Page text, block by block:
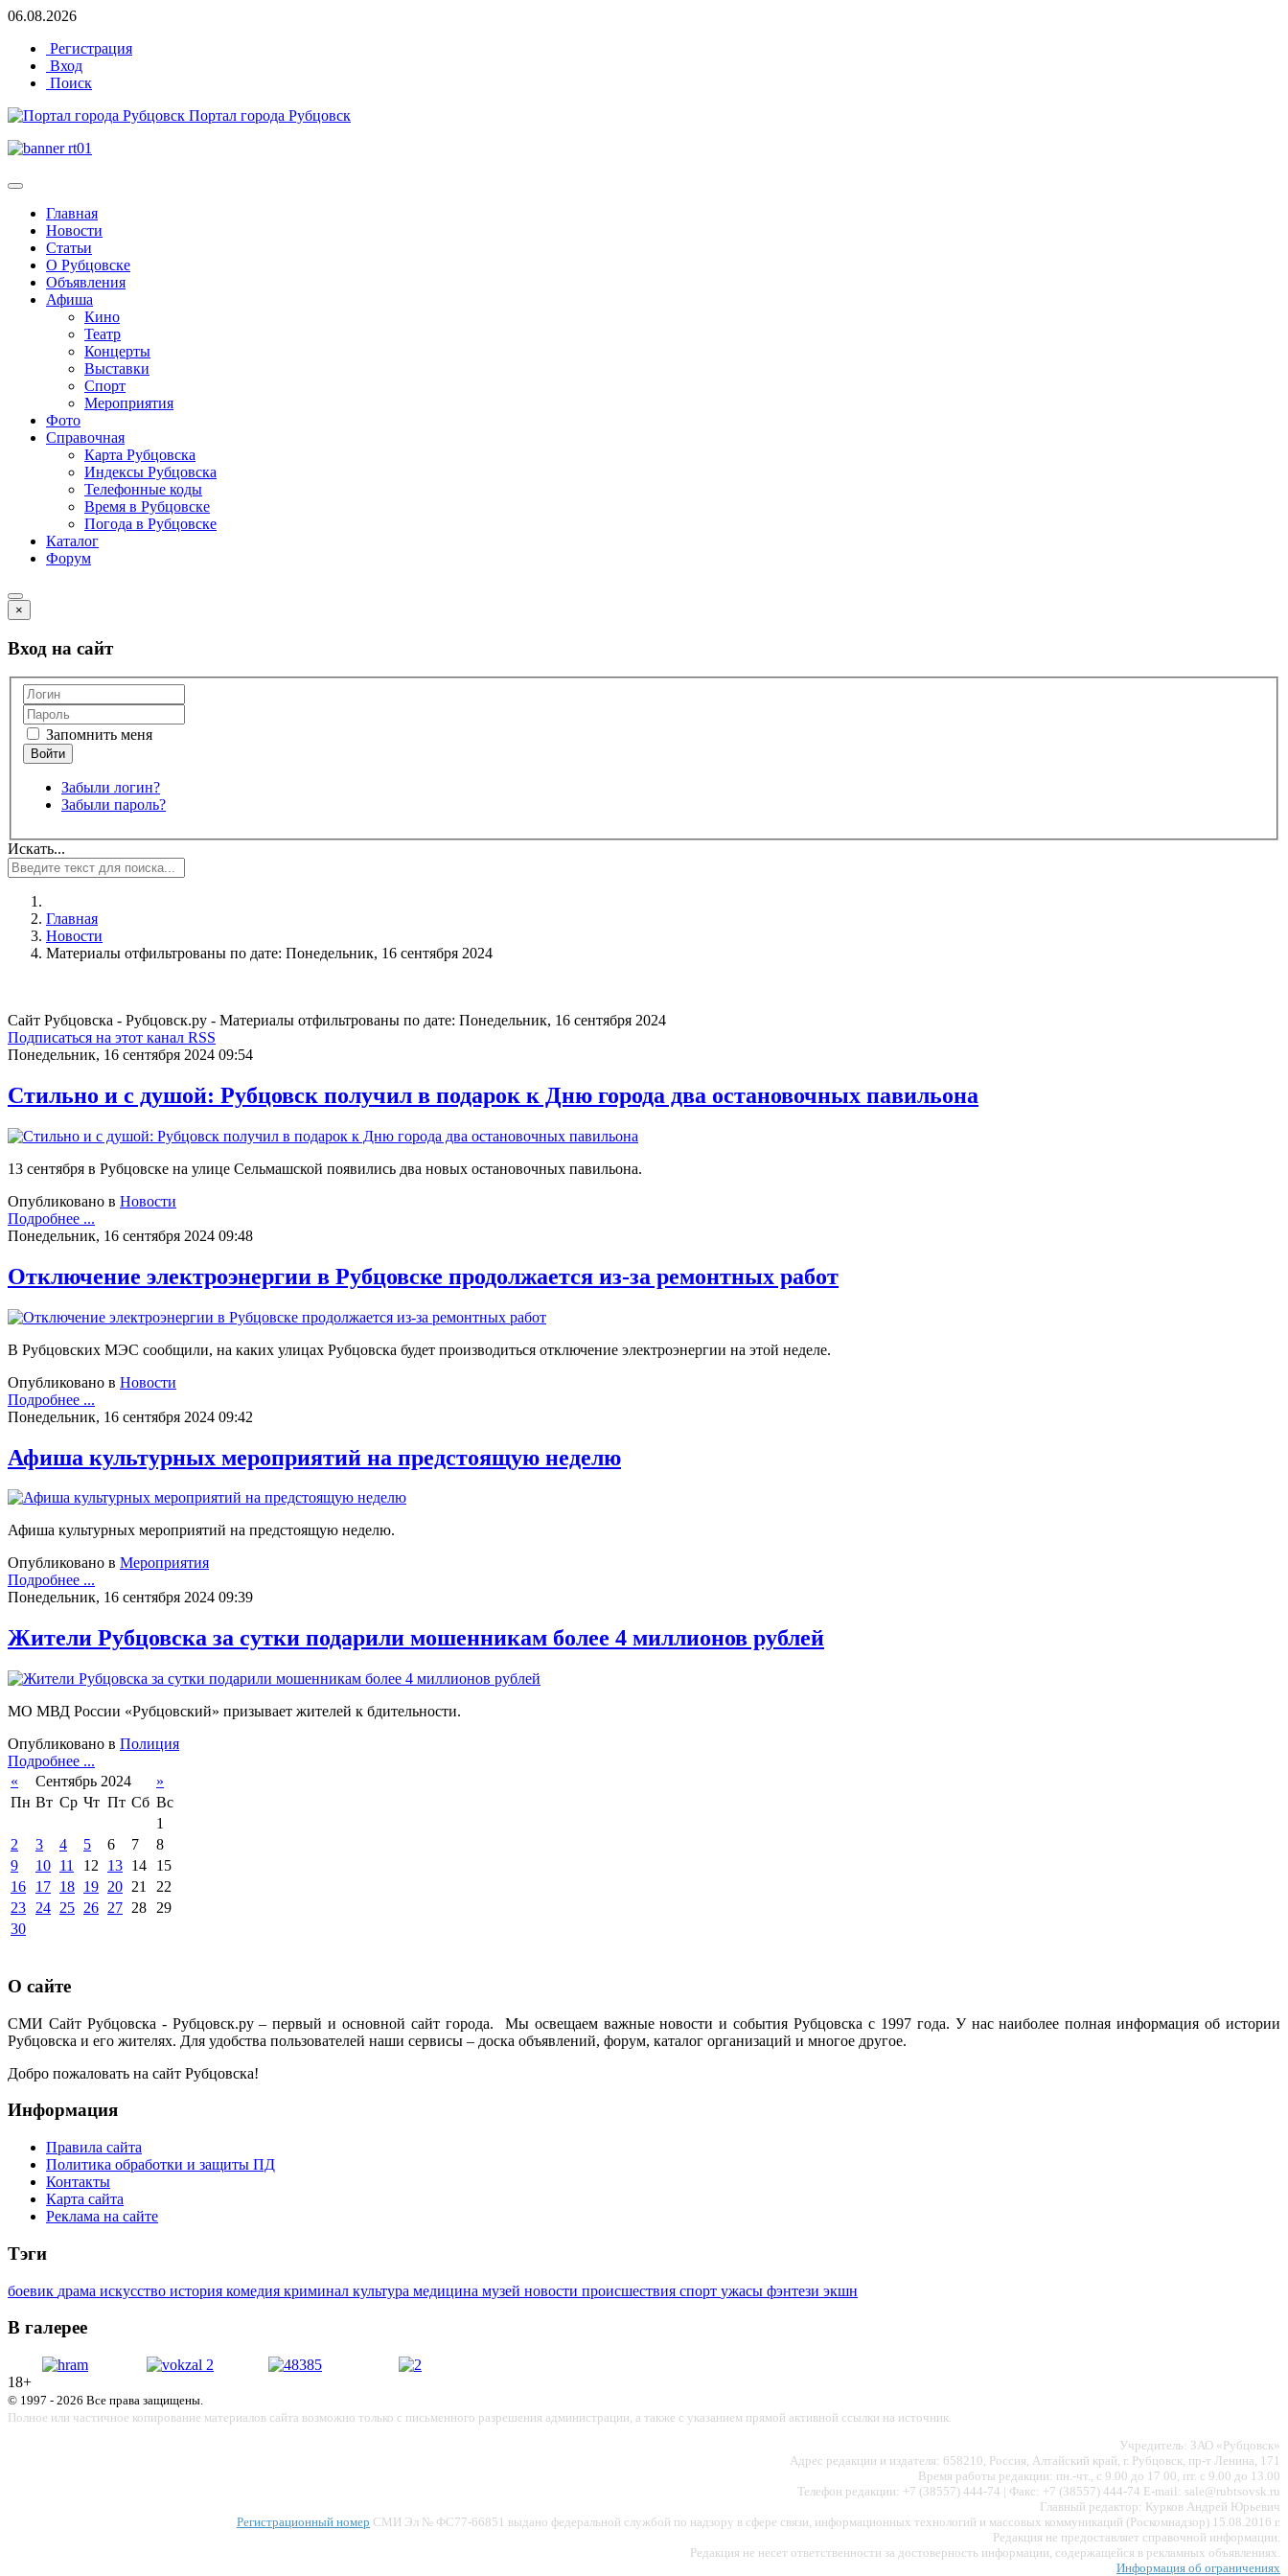
06.08.2026
Регистрация
Вход
Поиск
Портал города Рубцовск
Главная
Новости
Статьи
О Рубцовске
Объявления
Афиша
Кино
Театр
Концерты
Выставки
Спорт
Мероприятия
Фото
Справочная
Карта Рубцовска
Индексы Рубцовска
Телефонные коды
Время в Рубцовске
Погода в Рубцовске
Каталог
Форум
×
Вход на сайт
Запомнить меня
Забыли логин?
Забыли пароль?
Искать...
Главная
Новости
Материалы отфильтрованы по дате: Понедельник, 16 сентября 2024
Сайт Рубцовска - Рубцовск.ру - Материалы отфильтрованы по дате: Понедельник, 16 сентября 2024
Подписаться на этот канал RSS
Понедельник, 16 сентября 2024 09:54
Стильно и с душой: Рубцовск получил в подарок к Дню города два остановочных павильона
13 сентября в Рубцовске на улице Сельмашской появились два новых остановочных павильона.
Опубликовано в Новости
Подробнее ...
Понедельник, 16 сентября 2024 09:48
Отключение электроэнергии в Рубцовске продолжается из-за ремонтных работ
В Рубцовских МЭС сообщили, на каких улицах Рубцовска будет производиться отключение электроэнергии на этой неделе.
Опубликовано в Новости
Подробнее ...
Понедельник, 16 сентября 2024 09:42
Афиша культурных мероприятий на предстоящую неделю
Афиша культурных мероприятий на предстоящую неделю.
Опубликовано в Мероприятия
Подробнее ...
Понедельник, 16 сентября 2024 09:39
Жители Рубцовска за сутки подарили мошенникам более 4 миллионов рублей
МО МВД России «Рубцовский» призывает жителей к бдительности.
Опубликовано в Полиция
Подробнее ...
«
Сентябрь 2024
»
Пн Вт Ср Чт Пт Сб Вс
1
2
3 4 5 6 7
8
9
10 11 12 13 14
15
16
17 18 19 20 21
22
23
24 25 26 27 28
29
30
О сайте
СМИ Сайт Рубцовска - Рубцовск.ру – первый и основной сайт города. Мы освещаем важные новости и события Рубцовска с 1997 года. У нас наиболее полная информация об истории
Рубцовска и его жителях. Для удобства пользователей наши сервисы – доска объявлений, форум, каталог организаций и многое другое.
Добро пожаловать на сайт Рубцовска!
Информация
Правила сайта
Политика обработки и защиты ПД
Контакты
Карта сайта
Реклама на сайте
Тэги
боевик драма искусство история комедия криминал культура медицина музей новости происшествия спорт ужасы фэнтези экшн
В галерее
18+
© 1997 - 2026 Все права защищены.
Полное или частичное копирование материалов сайта возможно только с письменного разрешения администрации, а также с указанием прямой активной ссылки на источник.
Учредитель: ЗАО «Рубцовск»
Адрес редакции и издателя: 658210, Россия, Алтайский край, г. Рубцовск, пр-т Ленина, 171
Время работы редакции: пн.-чт., с 9.00 до 17.00, пт. с 9.00 до 13.00
Телефон редакции: +7 (38557) 444-74 | Факс: +7 (38557) 444-74 E-mail: sale@rubtsovsk.ru
Главный редактор: Курков Андрей Юрьевич
Регистрационный номер СМИ Эл № ФС77-66851 выдано федеральной службой по надзору в сфере связи, информационных технологий и массовых коммуникаций (Роскомнадзор) 15.08.2016 г.
Редакция не предоставляет справочной информации.
Редакция не несет ответственности за достоверность информации, содержащейся в рекламных объявлениях.
Информация об ограничениях